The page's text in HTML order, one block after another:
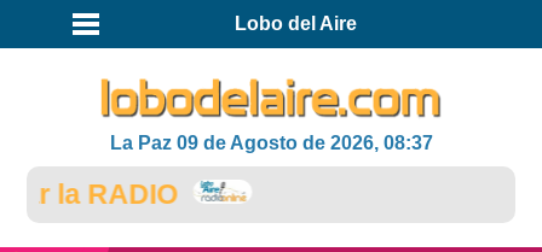
Lobo del Aire
La Paz 09 de Agosto de 2026, 08:37
la RADIO